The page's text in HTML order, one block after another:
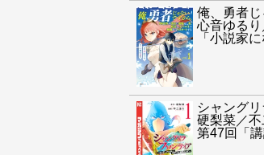
俺、勇者
心音ゆる
「小説家
シャング
硬梨菜／不
第47回「